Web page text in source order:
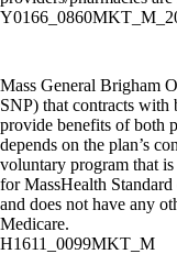
Mass General Brigham
SNP) that contracts
provide benefits of both
depends on the plan’s
voluntary program that
for MassHealth
and does not have any
Medicare.
H1611_0099MKT_M